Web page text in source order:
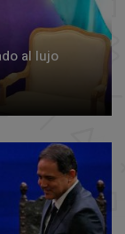
al lujo